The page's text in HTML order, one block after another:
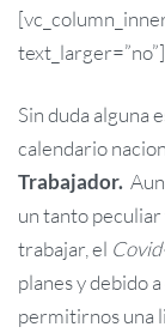
text_larger=”no”]
Sin duda alguna
calendario
Trabajador.
un tanto peculiar
trabajar, el
planes y debido
permitirnos una